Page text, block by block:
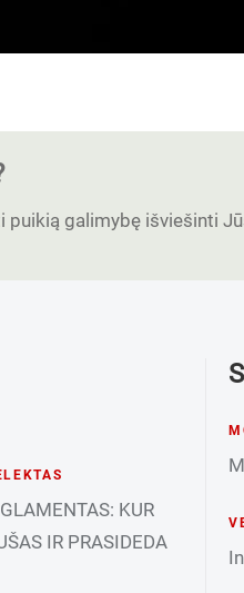
puikią galimybę išviešinti
KUR
IR PRASIDEDA